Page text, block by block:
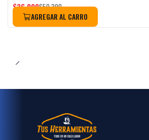
$36.990$50.390
AGREGAR AL CARRO